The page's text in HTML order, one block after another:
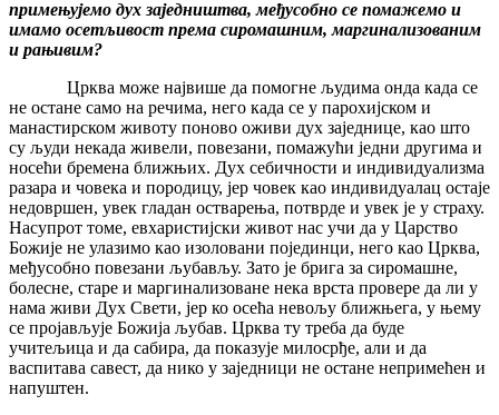
примењујемо дух заједништва, међусобно се помажемо и
имамо осетљивост према сиромашним, маргинализованим
и рањивим?
Црква може највише да помогне људима онда када се
не остане само на речима, него када се у парохијском и
манастирском животу поново оживи дух заједнице, као што
су људи некада живели, повезани, помажући једни другима и
носећи бремена ближњих. Дух себичности и индивидуализма
разара и човека и породицу, јер човек као индивидуалац остаје
недовршен, увек гладан остварења, потврде и увек је у страху.
Насупрот томе, евхаристијски живот нас учи да у Царство
Божије не улазимо као изоловани појединци, него као Црква,
међусобно повезани љубављу. Зато је брига за сиромашне,
болесне, старе и маргинализоване нека врста провере да ли у
нама живи Дух Свети, јер ко осећа невољу ближњега, у њему
се пројављује Божија љубав. Црква ту треба да буде
учитељица и да сабира, да показује милосрђе, али и да
васпитава савест, да нико у заједници не остане непримећен и
напуштен.